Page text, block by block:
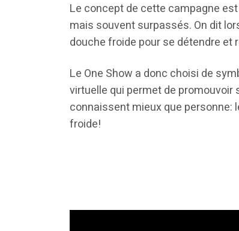
Le concept de cette campagne
mais souvent surpassés. On dit
douche froide pour se détendre et
Le One Show a donc choisi de
virtuelle qui permet de
connaissent mieux que personne:
froide!